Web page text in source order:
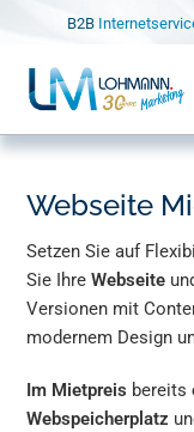
B2B
Webseite
Setzen Sie auf
Sie IhreWebseite
Versionen mit
modernem Design
Im Mietpreis bereits
Webspeicherplatz